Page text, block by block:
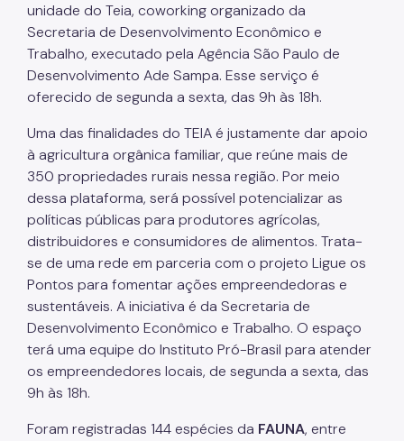
Motogeradores
Fiscalização Ambiental
TAC - Termo de Ajustamento de Conduta
Mudanças Climáticas
Comitê do Clima
Inventário de GEE
Plano de Ação Climática
COMFROTA-SP
Planos
unidade do Teia, coworking organizado da
Secretaria de Desenvolvimento Econômico e
Trabalho, executado pela Agência São Paulo de
Desenvolvimento Ade Sampa. Esse serviço é
oferecido de segunda a sexta, das 9h às 18h.
Uma das finalidades do TEIA é justamente dar apoio
à agricultura orgânica familiar, que reúne mais de
350 propriedades rurais nessa região. Por meio
dessa plataforma, será possível potencializar as
políticas públicas para produtores agrícolas,
distribuidores e consumidores de alimentos. Trata-
se de uma rede em parceria com o projeto Ligue os
Pontos para fomentar ações empreendedoras e
sustentáveis. A iniciativa é da Secretaria de
Desenvolvimento Econômico e Trabalho. O espaço
terá uma equipe do Instituto Pró-Brasil para atender
os empreendedores locais, de segunda a sexta, das
9h às 18h.
Foram registradas 144 espécies da FAUNA, entre